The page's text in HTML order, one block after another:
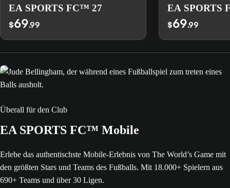
EA SPORTS FC™ 27
$69.99
EA SPORTS
$69.99
Überall für den Club
EA SPORTS FC™ Mobile
Erlebe das authentischste Mobile-Erlebnis von The World’s Game mit
den größten Stars und Teams des Fußballs. Mit 18.000+ Spielern aus
690+ Teams und über 30 Ligen.